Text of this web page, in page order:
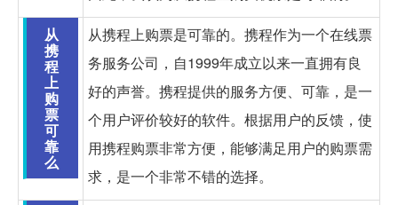
从
携
程
上
购
票
可
靠
么
从携程上购票是可靠的。携程作为一个在线票
务服务公司，自1999年成立以来一直拥有良
好的声誉。携程提供的服务方便、可靠，是一
个用户评价较好的软件。根据用户的反馈，使
用携程购票非常方便，能够满足用户的购票需
求，是一个非常不错的选择。